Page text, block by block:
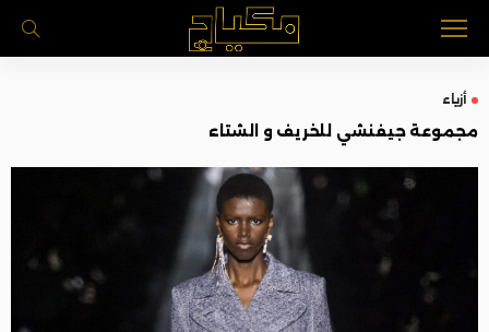
أزياء
مجموعة جيفنشي للخريف و الشتاء